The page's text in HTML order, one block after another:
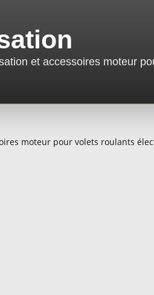
et accessoires moteur
moteur pour volets roulants